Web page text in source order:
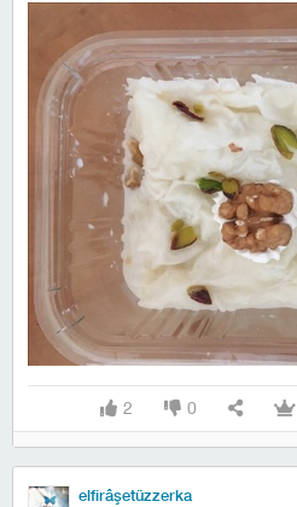
2 0
elfirâşetüzzerka